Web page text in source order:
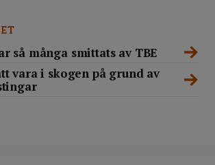
så många smittats av TBE
vara i skogen på grund av